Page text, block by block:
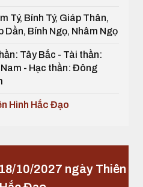
Tý, Bính Tý, Giáp Thân,
Dần, Bính Ngọ, Nhâm Ngọ
Tây Bắc - Tài thần:
- Hạc thần: Đông
Hình Hắc Đạo
10/2027 ngày Thiên